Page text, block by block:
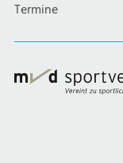
Termine